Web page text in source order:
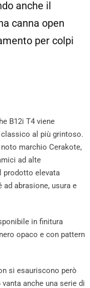
anche il
canna open
per colpi
B12i T4 viene
al più grintoso.
marchio Cerakote,
ad alte
prodotto elevata
abrasione, usura e
in finitura
opaco e con pattern
si esauriscono però
anche una serie di